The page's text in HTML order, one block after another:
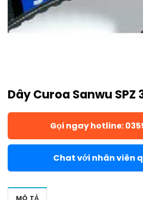
Dây Curoa Sanwu SPZ
Gọi ngay hotline:
Chat với nhân viên
MÔ TẢ